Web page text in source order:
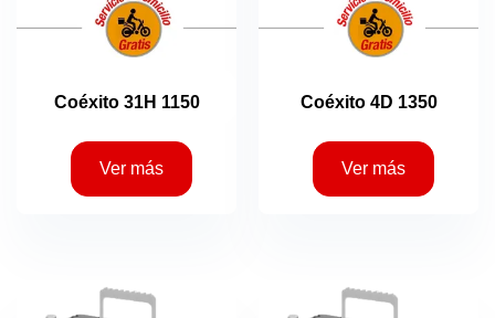
Coéxito 31H 1150
Ver más
Coéxito 4D 1350
Ver más